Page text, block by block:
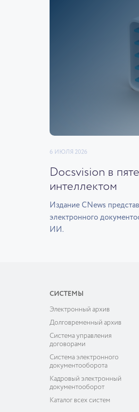
6 ИЮЛЯ 2026
Docsvision в
интеллектом
Издание CNews
электронного
ИИ.
СИСТЕМЫ
Электронный архив
Долговременный архив
Система управления
договорами
Система электронного
документооборота
Кадровый электронный
документооборот
Каталог всех систем